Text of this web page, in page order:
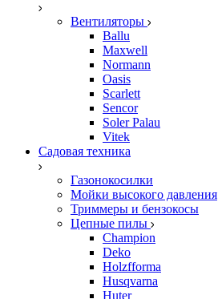
Вентиляторы
Ballu
Maxwell
Normann
Oasis
Scarlett
Sencor
Soler Palau
Vitek
Садовая техника
Газонокосилки
Мойки высокого давления
Триммеры и бензокосы
Цепные пилы
Champion
Deko
Holzfforma
Husqvarna
Huter